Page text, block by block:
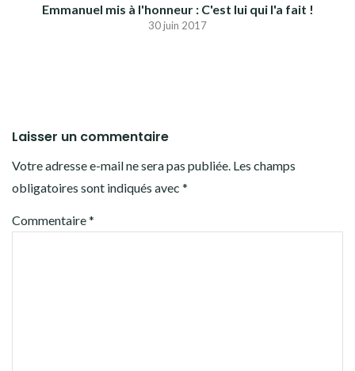
Emmanuel mis à l'honneur : C'est lui qui l'a fait !
30 juin 2017
Laisser un commentaire
Votre adresse e-mail ne sera pas publiée. Les champs
obligatoires sont indiqués avec *
Commentaire*